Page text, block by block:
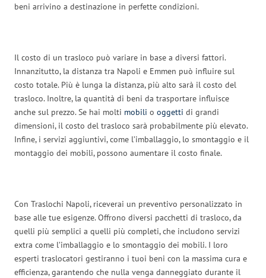
beni arrivino a destinazione in perfette condizioni.
Il costo di un trasloco può variare in base a diversi fattori.
Innanzitutto, la distanza tra Napoli e Emmen può influire sul
costo totale. Più è lunga la distanza, più alto sarà il costo del
trasloco. Inoltre, la quantità di beni da trasportare influisce
anche sul prezzo. Se hai molti mobili o oggetti di grandi
dimensioni, il costo del trasloco sarà probabilmente più elevato.
Infine, i servizi aggiuntivi, come l’imballaggio, lo smontaggio e il
montaggio dei mobili, possono aumentare il costo finale.
Con Traslochi Napoli, riceverai un preventivo personalizzato in
base alle tue esigenze. Offrono diversi pacchetti di trasloco, da
quelli più semplici a quelli più completi, che includono servizi
extra come l’imballaggio e lo smontaggio dei mobili. I loro
esperti traslocatori gestiranno i tuoi beni con la massima cura e
efficienza, garantendo che nulla venga danneggiato durante il